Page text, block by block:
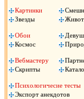
Картинки
Звезды
Обои
Космос
Вебмастеру
Скрипты
Психологичесие тесты
Экспорт анекдотов